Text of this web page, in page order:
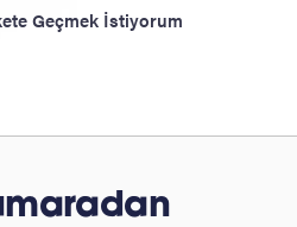
Geçmek İstiyorum